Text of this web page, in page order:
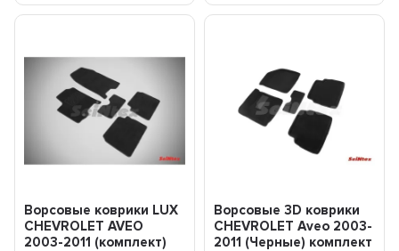
Ворсовые коврики LUX
CHEVROLET AVEO
2003-2011 (комплект)
Ворсовые 3D коврики
CHEVROLET Aveo 2003-
2011 (Черные) комплект